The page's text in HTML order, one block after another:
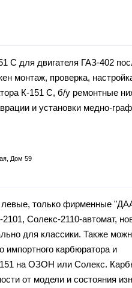
С для двигателя ГАЗ-402
монтаж, проверка,
К-151 С, б/у ремонтные
и установки медно-
Дом 59
только фирменные
Солекс-2110-автомат,
для классики. Также
импортного карбюратора и
на ОЗОН или Солекс.
от модели и состояния